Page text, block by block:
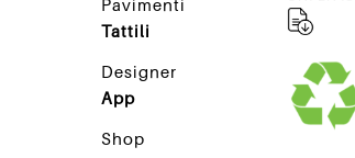
Pavimenti
Tattili
Designer
App
Shop